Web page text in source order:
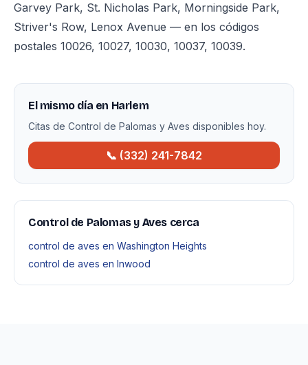
Garvey Park, St. Nicholas Park, Morningside Park,
Striver's Row, Lenox Avenue — en los códigos
postales 10026, 10027, 10030, 10037, 10039.
El mismo día en Harlem
Citas de Control de Palomas y Aves disponibles hoy.
📞 (332) 241-7842
Control de Palomas y Aves cerca
control de aves en Washington Heights
control de aves en Inwood